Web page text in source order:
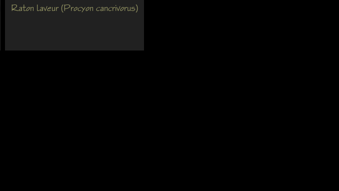
Raton laveur (Procyon cancrivorus)